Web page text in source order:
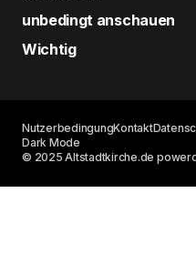
unbedingt anschauen
Wichtig
© 2025 Altstadtkirche.de
NutzerbedingungKontakt
Dark Mode